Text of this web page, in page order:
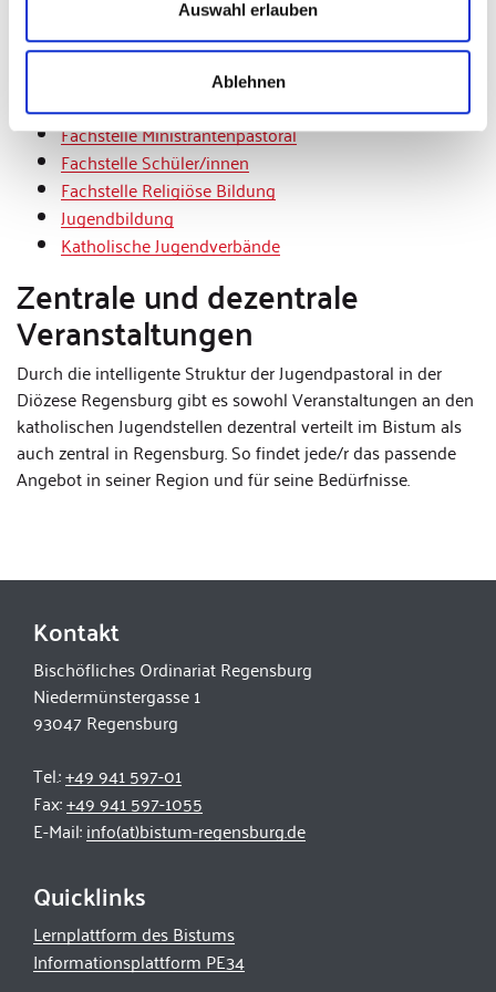
Auswahl erlauben
Ablehnen
Fach- und Jugendstellen, suchen Sie das passende Angebot
heraus und melden Sie sich oder Ihre engagierten
Jugendlichen zur Ausbildung in der Jugendarbeit an!
BDKJ Diözesanverband Regensburg
Fachstelle Ministrantenpastoral
Fachstelle Schüler/innen
Fachstelle Religiöse Bildung
Jugendbildung
Katholische Jugendverbände
Zentrale und dezentrale
Veranstaltungen
Durch die intelligente Struktur der Jugendpastoral in der
Diözese Regensburg gibt es sowohl Veranstaltungen an den
katholischen Jugendstellen dezentral verteilt im Bistum als
auch zentral in Regensburg. So findet jede/r das passende
Angebot in seiner Region und für seine Bedürfnisse.
Kontakt
Bischöfliches Ordinariat Regensburg
Niedermünstergasse 1
93047 Regensburg
Tel.:+49 941 597-01
Fax:+49 941 597-1055
E-Mail:info(at)bistum-regensburg.de
Quicklinks
Lernplattform des Bistums
Informationsplattform PE34